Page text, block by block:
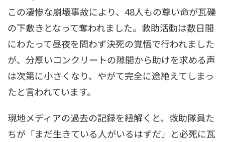
この凄惨な崩壊事故により、48人もの尊い命が瓦礫
の下敷きとなって奪われました。救助活動は数日間
にわたって昼夜を問わず決死の覚悟で行われました
が、分厚いコンクリートの隙間から助けを求める声
は次第に小さくなり、やがて完全に途絶えてしまっ
たと言われています。
現地メディアの過去の記録を紐解くと、救助隊員た
ちが「まだ生きている人がいるはずだ」と必死に瓦